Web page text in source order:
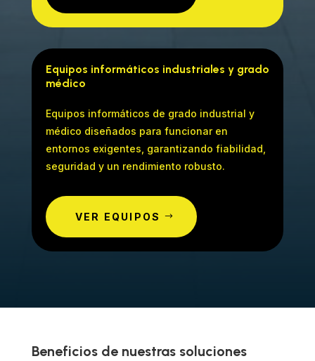
Equipos informáticos industriales y grado
médico
Equipos informáticos de grado industrial y
médico diseñados para funcionar en
entornos exigentes, garantizando fiabilidad,
seguridad y un rendimiento robusto.
VER EQUIPOS
Beneficios de nuestras soluciones